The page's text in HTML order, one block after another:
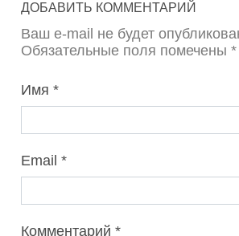
ДОБАВИТЬ КОММЕНТАРИЙ
Ваш e-mail не будет
Обязательные поля помечены *
Имя
Email
Комментарий